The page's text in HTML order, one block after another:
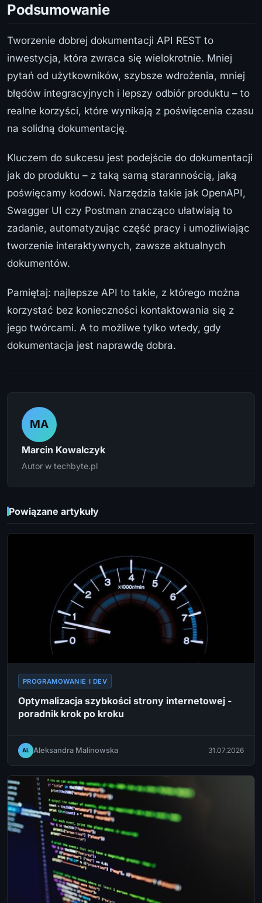
Podsumowanie
Tworzenie dobrej dokumentacji API REST to
inwestycja, która zwraca się wielokrotnie. Mniej
pytań od użytkowników, szybsze wdrożenia, mniej
błędów integracyjnych i lepszy odbiór produktu – to
realne korzyści, które wynikają z poświęcenia czasu
na solidną dokumentację.
Kluczem do sukcesu jest podejście do dokumentacji
jak do produktu – z taką samą starannością, jaką
poświęcamy kodowi. Narzędzia takie jak OpenAPI,
Swagger UI czy Postman znacząco ułatwiają to
zadanie, automatyzując część pracy i umożliwiając
tworzenie interaktywnych, zawsze aktualnych
dokumentów.
Pamiętaj: najlepsze API to takie, z którego można
korzystać bez konieczności kontaktowania się z
jego twórcami. A to możliwe tylko wtedy, gdy
dokumentacja jest naprawdę dobra.
MA
Marcin Kowalczyk
Autor w techbyte.pl
Powiązane artykuły
PROGRAMOWANIE I DEV
Optymalizacja szybkości strony internetowej -
poradnik krok po kroku
AL Aleksandra Malinowska 31.07.2026